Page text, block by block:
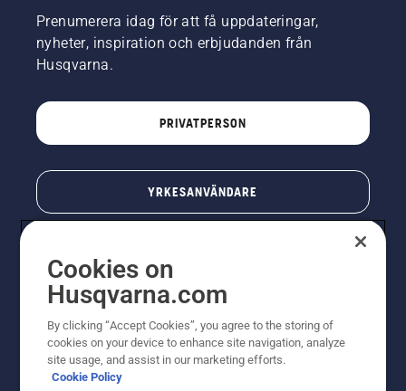
Prenumerera idag för att få uppdateringar,
nyheter, inspiration och erbjudanden från
Husqvarna.
PRIVATPERSON
YRKESANVÄNDARE
© Husqvarna AB (publ). All rights reserved. Priserna
Cookies on
Husqvarna.com
By clicking “Accept Cookies”, you agree to the storing of
cookies on your device to enhance site navigation, analyze
site usage, and assist in our marketing efforts.
Cookie Policy